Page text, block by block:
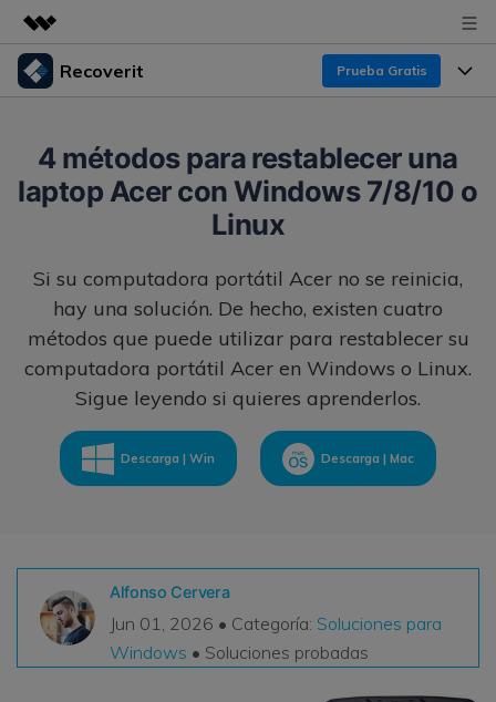
Productos destacados
Utilidades
Empresas
Resumen
Quiénes somos
Sala de prensa
Tienda
Soporte
Recoverit Prueba Gratis
Recoverit para Windows
Pruébalo Gratis
Recoverit para Mac
Recupera datos ilimitados del sistema Mac
Pruébalo Gratis
Recoverit Gratis
Recupera datos perdidos/eliminados gratis
Pruébalo Gratis
Funciones
Recuperar Medios Borrados
Soluciones de Recuperación Exclusivas
Recuperar Documentos
Escenarios de Pérdida de Datos
Por qué Recoverit
Experto en Recuperación de Datos
Historias de Clientes
Temas Destacados
DESCARGAR Sign In
search
4 métodos para restablecer una
laptop Acer con Windows 7/8/10 o
Linux
Si su computadora portátil Acer no se reinicia,
hay una solución. De hecho, existen cuatro
métodos que puede utilizar para restablecer su
computadora portátil Acer en Windows o Linux.
Sigue leyendo si quieres aprenderlos.
Descarga | Win Descarga | Mac
Alfonso Cervera
Jun 01, 2026 • Categoría: Soluciones para
Windows • Soluciones probadas